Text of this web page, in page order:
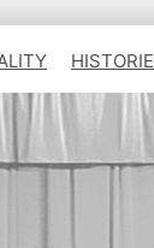
HISTORIE